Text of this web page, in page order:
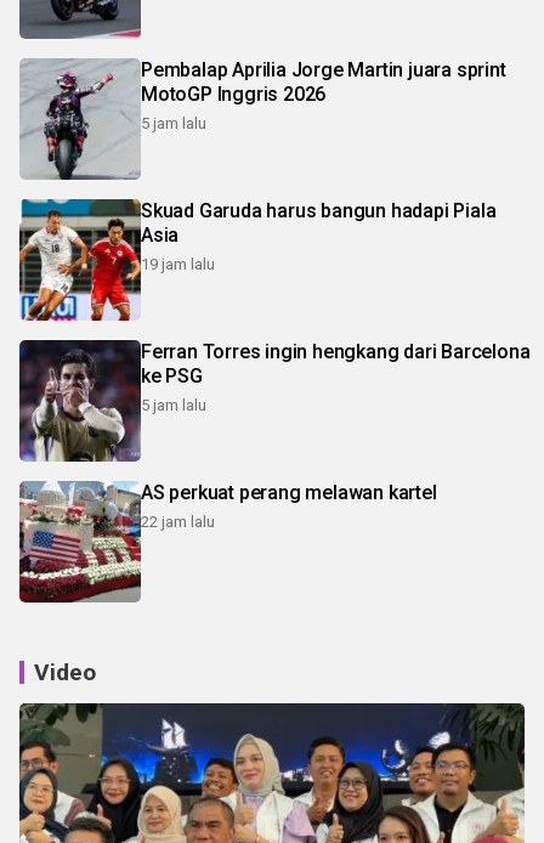
Pembalap Aprilia Jorge Martin juara sprint
MotoGP Inggris 2026
5 jam lalu
Skuad Garuda harus bangun hadapi Piala
Asia
19 jam lalu
Ferran Torres ingin hengkang dari Barcelona
ke PSG
5 jam lalu
AS perkuat perang melawan kartel
22 jam lalu
Video